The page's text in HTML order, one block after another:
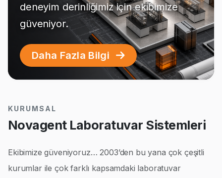
deneyim derinliğimiz için ekibimize
güveniyor.
Daha Fazla Bilgi
KURUMSAL
Novagent Laboratuvar Sistemleri
Ekibimize güveniyoruz… 2003’den bu yana çok çeşitli
kurumlar ile çok farklı kapsamdaki laboratuvar